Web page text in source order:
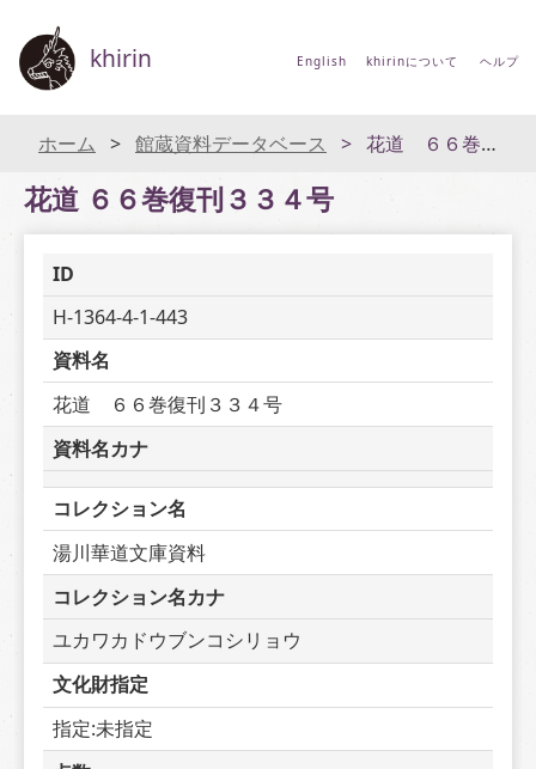
khirin English khirinについて ヘルプ
ホーム 館蔵資料データベース 花道 ６６巻復刊３３４号
花道 ６６巻復刊３３４号
ID
H-1364-4-1-443
資料名
花道　６６巻復刊３３４号
資料名カナ
コレクション名
湯川華道文庫資料
コレクション名カナ
ユカワカドウブンコシリョウ
文化財指定
指定:未指定